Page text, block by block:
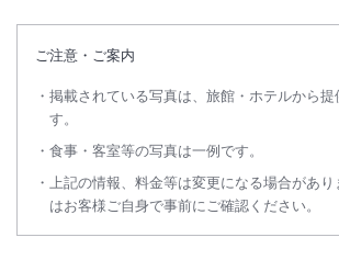
ご注意・ご案内
掲載されている写真は、旅館・ホテルから
す。
食事・客室等の写真は一例です。
上記の情報、料金等は変更になる場合があ
はお客様ご自身で事前にご確認ください。